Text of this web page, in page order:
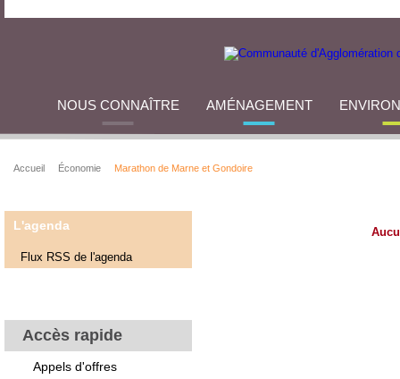
NOUS CONNAÎTRE AMÉNAGEMENT
Accueil Économie Marathon de Marne et Gondoire
L'agenda
Flux RSS de l'agenda
Accès rapide
Appels d'offres